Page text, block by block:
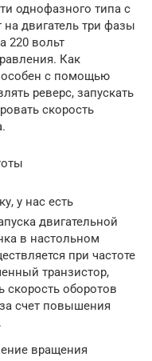
однофазного типа с
двигатель три фазы
220 вольт
Как
с помощью
реверс, запускать
скорость
у нас есть
двигательной
в настольном
при частоте
транзистор,
скорость оборотов
счет повышения
вращения